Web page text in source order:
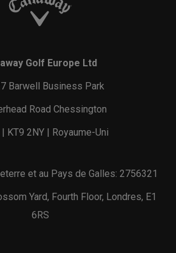
Golf Europe Ltd
Barwell Business Park
Road Chessington
KT9 2NY | Royaume-Uni
et au Pays de Galles: 2756321
Yard, Fourth Floor, Londres, E1
6RS